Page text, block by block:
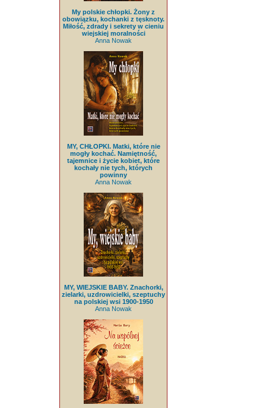
My polskie chłopki. Żony z
obowiązku, kochanki z tęsknoty.
Miłość, zdrady i sekrety w cieniu
wiejskiej moralności
Anna Nowak
MY, CHŁOPKI. Matki, które nie
mogły kochać. Namiętność,
tajemnice i życie kobiet, które
kochały nie tych, których
powinny
Anna Nowak
MY, WIEJSKIE BABY. Znachorki,
zielarki, uzdrowicielki, szeptuchy
na polskiej wsi 1900-1950
Anna Nowak